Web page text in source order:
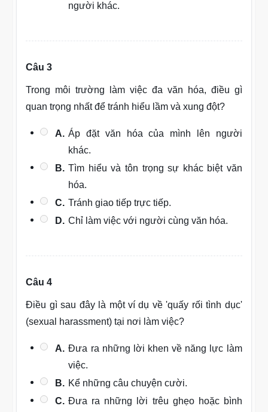
người khác.
Câu 3
Trong môi trường làm việc đa văn hóa, điều gì
quan trọng nhất để tránh hiểu lầm và xung đột?
A. Áp đặt văn hóa của mình lên người
khác.
B. Tìm hiểu và tôn trọng sự khác biệt văn
hóa.
C. Tránh giao tiếp trực tiếp.
D. Chỉ làm việc với người cùng văn hóa.
Câu 4
Điều gì sau đây là một ví dụ về 'quấy rối tình dục'
(sexual harassment) tại nơi làm việc?
A. Đưa ra những lời khen về năng lực làm
việc.
B. Kể những câu chuyện cười.
C. Đưa ra những lời trêu ghẹo hoặc bình